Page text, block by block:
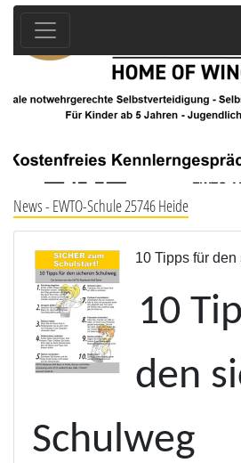
News - EWTO-Schule 25746 Heide
10 Tipps für
10
den
Schulweg